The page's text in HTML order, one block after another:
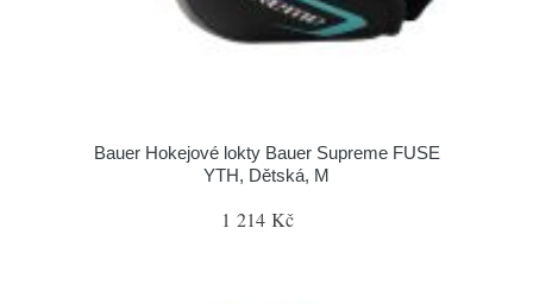
Bauer Hokejové lokty Bauer Supreme FUSE
YTH, Dětská, M
1 214 Kč